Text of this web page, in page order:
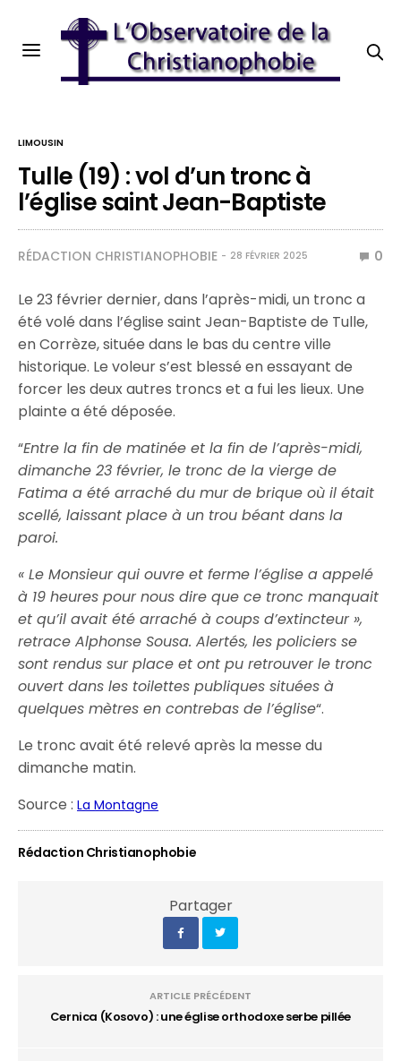
LIMOUSIN
Tulle (19) : vol d’un tronc à
l’église saint Jean-Baptiste
RÉDACTION CHRISTIANOPHOBIE 28 FÉVRIER 2025 0
Le 23 février dernier, dans l’après-midi, un tronc a
été volé dans l’église saint Jean-Baptiste de Tulle,
en Corrèze, située dans le bas du centre ville
historique. Le voleur s’est blessé en essayant de
forcer les deux autres troncs et a fui les lieux. Une
plainte a été déposée.
“Entre la fin de matinée et la fin de l’après-midi,
dimanche 23 février, le tronc de la vierge de
Fatima a été arraché du mur de brique où il était
scellé, laissant place à un trou béant dans la
paroi.
« Le Monsieur qui ouvre et ferme l’église a appelé
à 19 heures pour nous dire que ce tronc manquait
et qu’il avait été arraché à coups d’extincteur »,
retrace Alphonse Sousa. Alertés, les policiers se
sont rendus sur place et ont pu retrouver le tronc
ouvert dans les toilettes publiques situées à
quelques mètres en contrebas de l’église“.
Le tronc avait été relevé après la messe du
dimanche matin.
Source :La Montagne
Rédaction Christianophobie
Partager
ARTICLE PRÉCÉDENT
Cernica (Kosovo) : une église orthodoxe serbe pillée